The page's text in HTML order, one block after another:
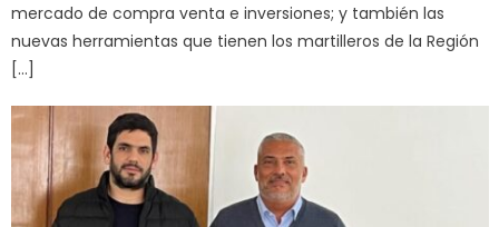
mercado de compra venta e inversiones; y también las
nuevas herramientas que tienen los martilleros de la Región
[…]